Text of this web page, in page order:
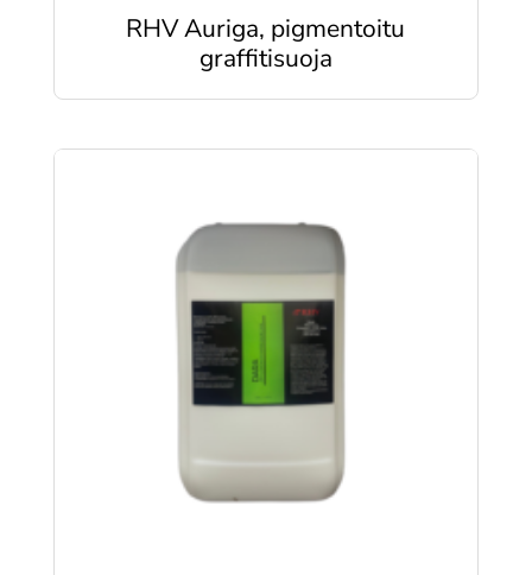
RHV Auriga, pigmentoitu
graffitisuoja